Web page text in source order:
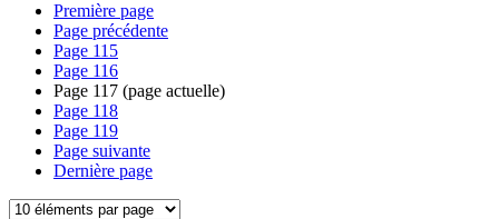
Première page
Page précédente
Page 115
Page 116
Page 117 (page actuelle)
Page 118
Page 119
Page suivante
Dernière page